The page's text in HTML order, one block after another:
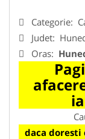
Categorie:
Judet:
Oras:
daca doresti